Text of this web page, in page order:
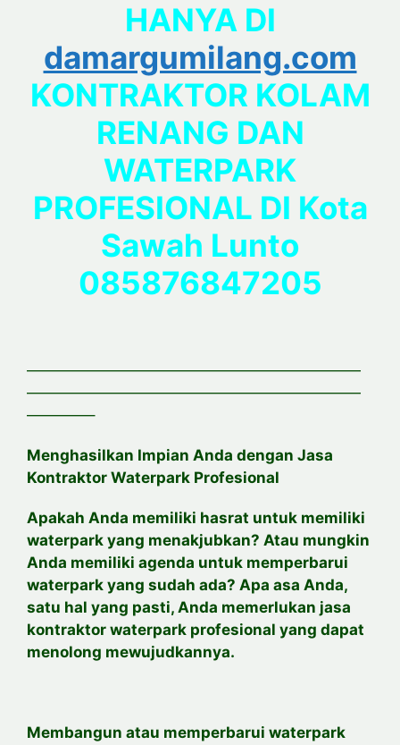
HANYA DI
damargumilang.com
KONTRAKTOR KOLAM
RENANG DAN
WATERPARK
PROFESIONAL DI Kota
Sawah Lunto
085876847205
——————————————————————
——————————————————————
————–
Menghasilkan Impian Anda dengan Jasa
Kontraktor Waterpark Profesional
Apakah Anda memiliki hasrat untuk memiliki
waterpark yang menakjubkan? Atau mungkin
Anda memiliki agenda untuk memperbarui
waterpark yang sudah ada? Apa asa Anda,
satu hal yang pasti, Anda memerlukan jasa
kontraktor waterpark profesional yang dapat
menolong mewujudkannya.
Membangun atau memperbarui waterpark